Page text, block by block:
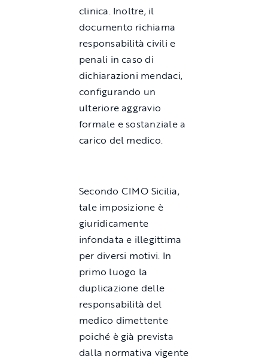
clinica. Inoltre, il
documento richiama
responsabilità civili e
penali in caso di
dichiarazioni mendaci,
configurando un
ulteriore aggravio
formale e sostanziale a
carico del medico.
Secondo CIMO Sicilia,
tale imposizione è
giuridicamente
infondata e illegittima
per diversi motivi. In
primo luogo la
duplicazione delle
responsabilità del
medico dimettente
poiché è già prevista
dalla normativa vigente